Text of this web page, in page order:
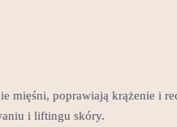
mięśni, poprawiają krążenie i
i liftingu skóry.